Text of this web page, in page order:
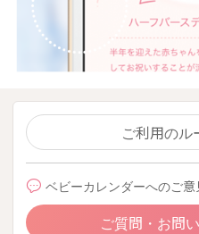
ご利用のル
ベビーカレンダーへのご
ご質問・お問